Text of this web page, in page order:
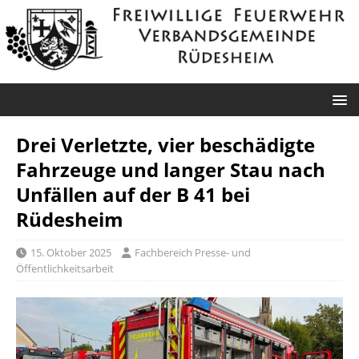
Drei Verletzte, vier beschädigte
Fahrzeuge und langer Stau nach
Unfällen auf der B 41 bei
Rüdesheim
15. Oktober 2025
Fachbereich Presse- und
Öffentlichkeitsarbeit